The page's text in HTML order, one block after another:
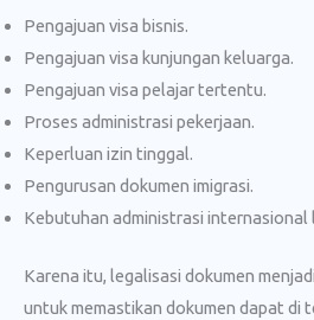
Pengajuan visa bisnis.
Pengajuan visa kunjungan keluarga.
Pengajuan visa pelajar tertentu.
Proses administrasi pekerjaan.
Keperluan izin tinggal.
Pengurusan dokumen imigrasi.
Kebutuhan administrasi internasional
Karena itu, legalisasi dokumen
untuk memastikan dokumen dapat di